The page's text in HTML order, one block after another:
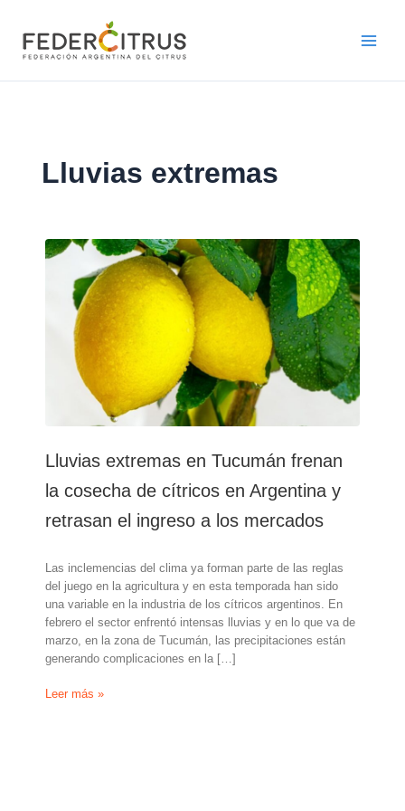
contenido
Lluvias extremas
Lluvias extremas en Tucumán frenan
la cosecha de cítricos en Argentina y
retrasan el ingreso a los mercados
Las inclemencias del clima ya forman parte de las reglas
del juego en la agricultura y en esta temporada han sido
una variable en la industria de los cítricos argentinos. En
febrero el sector enfrentó intensas lluvias y en lo que va de
marzo, en la zona de Tucumán, las precipitaciones están
generando complicaciones en la […]
Lluvias
Leer más »